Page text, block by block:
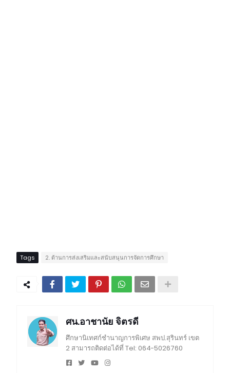
Tags 2. ด้านการส่งเสริมและสนับสนุนการจัดการศึกษา
ศน.อาชานัย จิตรดี
ศึกษานิเทศก์ชำนาญการพิเศษ สพป.สุรินทร์ เขต
2 สามารถติดต่อได้ที่ Tel: 064-5026760